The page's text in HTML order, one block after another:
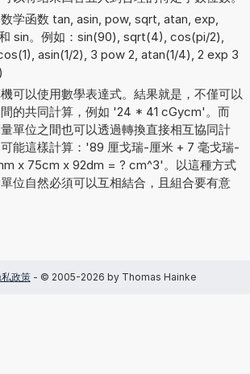
学函数 tan, asin, pow, sqrt, atan, exp,
sin。例如：sin(90), sqrt(4), cos(pi/2),
asin(1/2), 3 pow 2, atan(1/4), 2 exp 3
可以使用數學表達式。結果就是，不僅可以
的共同計算，例如 '24 * 41 cGycm'。而
單位之間也可以透過轉換直接相互協同計
能這樣計算：'89 厘戈瑞-厘米 + 7 毫戈瑞-
x 75cm x 92dm = ? cm^3'。以這種方式
位自然必須可以互相結合，且組合要有意
政策- © 2005-2026 by Thomas Hainke